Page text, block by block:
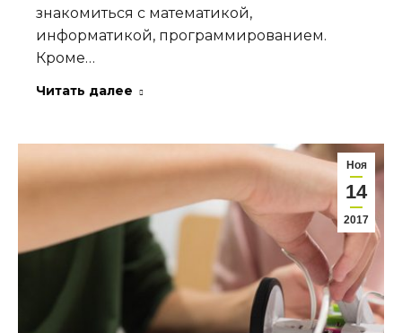
знакомиться с математикой,
информатикой, программированием.
Кроме…
Читать далее
Ноя
14
2017